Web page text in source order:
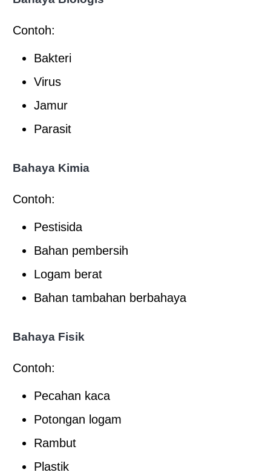
Contoh:
Bakteri
Virus
Jamur
Parasit
Bahaya Kimia
Contoh:
Pestisida
Bahan pembersih
Logam berat
Bahan tambahan berbahaya
Bahaya Fisik
Contoh:
Pecahan kaca
Potongan logam
Rambut
Plastik